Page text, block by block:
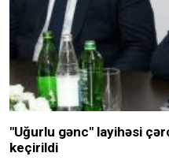
"Uğurlu gənc" layihəsi
keçirildi